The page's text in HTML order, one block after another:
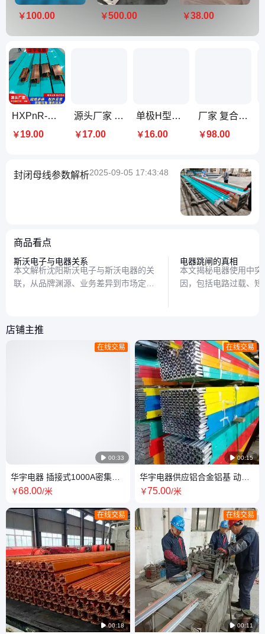
￥100.00 ￥500.00 ￥38.00
HXPnR-H单极滑线 H型铝合金单级安全滑触线 行车龙门吊厂家定制
￥19.00
源头厂家 无接缝单极滑触线 龙门吊电动葫芦导轨 单级H型组合式滑线
￥17.00
单极H型组合式滑触线 200A/320A/500A无接缝滑线 电动葫芦供电导轨
￥16.00
厂家 复合钢体滑触线 抗腐蚀不易变形 焦化厂冶炼厂行车刚体滑线
￥98.00
封闭母线参数解析2025-09-05 17:43:48
商品看点
斯沃电子与电器关系
本文解析沈阳斯沃电子与斯沃电器的关
联，从品牌渊源、业务差异到市场定
电器跳闸的真相
本文揭秘电器使用中
因，包括电路过载、
店铺主推
 00:33
在线交易
华宇电器 插接式1000A密集型
母线槽 源头厂家 支持定制 测量
￥68.00/米
 00:18
在线交易
 00:15
在线交易
华宇电器供应铝合金铝基 动力
母线 实力厂家 值得信赖
￥75.00/米
 00:11
在线交易